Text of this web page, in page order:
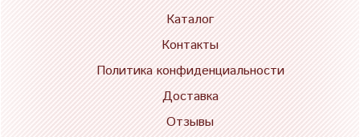
Каталог
Контакты
Политика конфиденциальности
Доставка
Отзывы